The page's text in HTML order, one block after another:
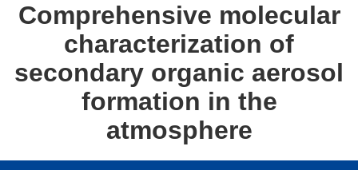
Comprehensive molecular
characterization of
secondary organic aerosol
formation in the
atmosphere